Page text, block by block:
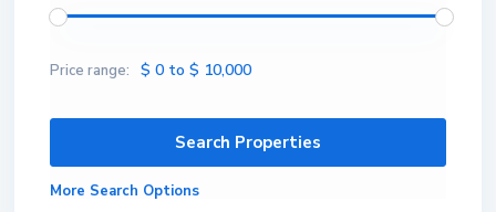
Price range: $ 0 to $ 10,000
More Search Options